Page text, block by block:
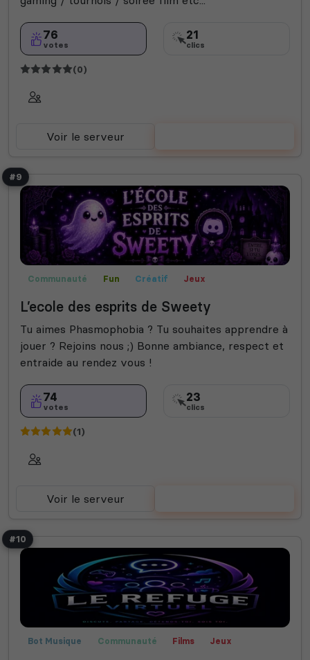
76
votes
21
clics
(0)
Voir le serveur
#9
Communauté Fun Créatif Jeux
L’ecole des esprits de Sweety
Tu aimes Phasmophobia ? Tu souhaites apprendre à
jouer ? Rejoins nous ;) Bonne ambiance, respect et
entraide au rendez vous !
74
votes
23
clics
(1)
Voir le serveur
#10
Bot Musique Communauté Films
Jeux